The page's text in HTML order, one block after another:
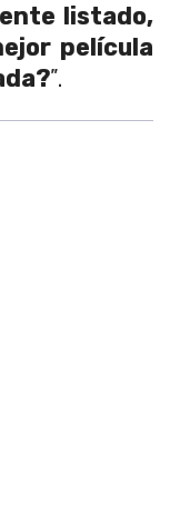
listado,
película
”.